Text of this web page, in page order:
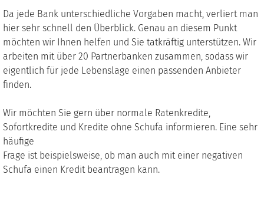
Da jede Bank unterschiedliche Vorgaben macht, verliert man
hier sehr schnell den Überblick. Genau an diesem Punkt
möchten wir Ihnen helfen und Sie tatkräftig unterstützen. Wir
arbeiten mit über 20 Partnerbanken zusammen, sodass wir
eigentlich für jede Lebenslage einen passenden Anbieter
finden.
Wir möchten Sie gern über normale Ratenkredite,
Sofortkredite und Kredite ohne Schufa informieren. Eine sehr
häufige
Frage ist beispielsweise, ob man auch mit einer negativen
Schufa einen Kredit beantragen kann.